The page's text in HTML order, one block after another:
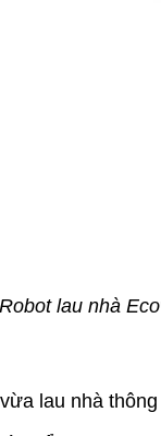
Robot lau nhà
lau nhà